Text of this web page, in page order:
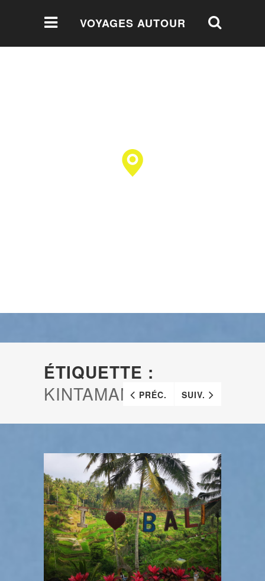
VOYAGES AUTOUR
ÉTIQUETTE :
KINTAMANI PRÉC. SUIV.